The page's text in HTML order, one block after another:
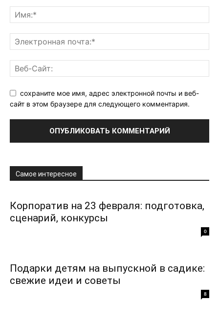
сохраните мое имя, адрес электронной почты и веб-
сайт в этом браузере для следующего комментария.
Самое интересное
Корпоратив на 23 февраля: подготовка,
сценарий, конкурсы
0
Подарки детям на выпускной в садике:
свежие идеи и советы
8